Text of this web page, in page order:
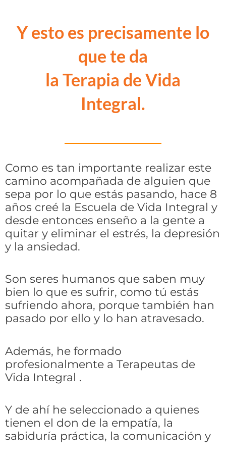
Y esto es precisamente lo
que te da
la Terapia de Vida
Integral.
Como es tan importante realizar este
camino acompañada de alguien que
sepa por lo que estás pasando, hace 8
años creé la Escuela de Vida Integral y
desde entonces enseño a la gente a
quitar y eliminar el estrés, la depresión
y la ansiedad.
Son seres humanos que saben muy
bien lo que es sufrir, como tú estás
sufriendo ahora, porque también han
pasado por ello y lo han atravesado.
Además, he formado
profesionalmente a Terapeutas de
Vida Integral .
Y de ahí he seleccionado a quienes
tienen el don de la empatía, la
sabiduría práctica, la comunicación y